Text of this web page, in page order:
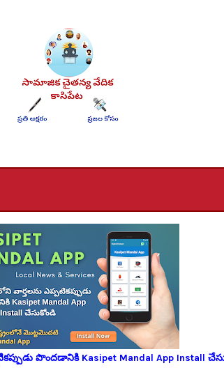
పొందడానికి Kasipet Mandal App Install